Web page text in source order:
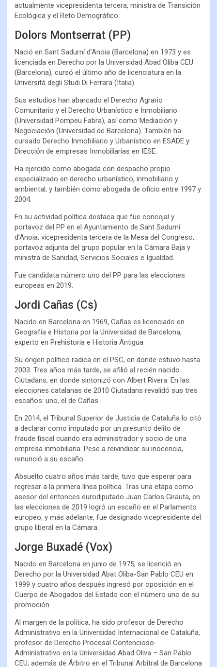
actualmente vicepresidenta tercera, ministra de Transición
Ecológica y el Reto Demográfico.
Dolors Montserrat (PP)
Nació en Sant Sadurní d’Anoia (Barcelona) en 1973 y es
licenciada en Derecho por la Universidad Abad Oliba CEU
(Barcelona), cursó el último año de licenciatura en la
Universitá degli Studi Di Ferrara (Italia).
Sus estudios han abarcado el Derecho Agrario
Comunitario y el Derecho Urbanístico e Inmobiliario
(Universidad Pompeu Fabra), así como Mediación y
Negociación (Universidad de Barcelona). También ha
cursado Derecho Inmobiliario y Urbanístico en ESADE y
Dirección de empresas Inmobiliarias en IESE.
Ha ejercido como abogada con despacho propio
especializado en derecho urbanístico, inmobiliario y
ambiental, y también como abogada de oficio entre 1997 y
2004.
En su actividad política destaca que fue concejal y
portavoz del PP en el Ayuntamiento de Sant Sadurní
d’Anoia, vicepresidenta tercera de la Mesa del Congreso,
portavoz adjunta del grupo popular en la Cámara Baja y
ministra de Sanidad, Servicios Sociales e Igualdad.
Fue candidata número uno del PP para las elecciones
europeas en 2019.
Jordi Cañas (Cs)
Nacido en Barcelona en 1969, Cañas es licenciado en
Geografía e Historia por la Universidad de Barcelona,
experto en Prehistoria e Historia Antigua.
Su origen político radica en el PSC, en donde estuvo hasta
2003. Tres años más tarde, se afilió al recién nacido
Ciutadans, en donde sintonizó con Albert Rivera. En las
elecciones catalanas de 2010 Ciutadans revalidó sus tres
escaños: uno, el de Cañas.
En 2014, el Tribunal Superior de Justicia de Cataluña lo citó
a declarar como imputado por un presunto delito de
fraude fiscal cuando era administrador y socio de una
empresa inmobiliaria. Pese a reivindicar su inocencia,
renunció a su escaño.
Absuelto cuatro años más tarde, tuvo que esperar para
regresar a la primera línea política. Tras una etapa como
asesor del entonces eurodiputado Juan Carlos Girauta, en
las elecciones de 2019 logró un escaño en el Parlamento
europeo, y más adelante, fue designado vicepresidente del
grupo liberal en la Cámara.
Jorge Buxadé (Vox)
Nacido en Barcelona en junio de 1975, se licenció en
Derecho por la Universidad Abat Oliba-San Pablo CEU en
1999 y cuatro años después ingresó por oposición en el
Cuerpo de Abogados del Estado con el número uno de su
promoción.
Al margen de la política, ha sido profesor de Derecho
Administrativo en la Universidad Internacional de Cataluña,
profesor de Derecho Procesal Contencioso-
Administrativo en la Universidad Abad Oliva – San Pablo
CEU, además de Árbitro en el Tribunal Arbitral de Barcelona